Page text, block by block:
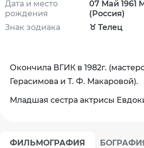
Дата и место
рождения
Знак зодиака
07 Май 1961
(Россия)
♉ Телец
Окончила ВГИК в 1982г.
Герасимова и Т. Ф. Макаровой).
Младшая сестра актрисы
ФИЛЬМОГРАФИЯ